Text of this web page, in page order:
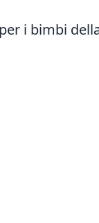
i bimbi